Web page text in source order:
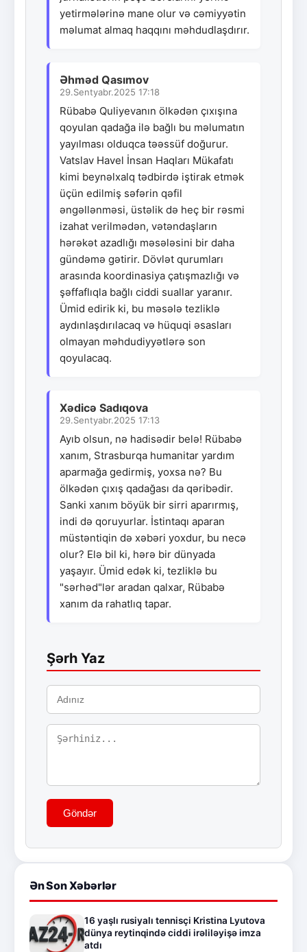
yetirmələrinə mane olur və cəmiyyətin
məlumat almaq haqqını məhdudlaşdırır.
Əhməd Qasımov
29.Sentyabr.2025 17:18
Rübabə Quliyevanın ölkədən çıxışına
qoyulan qadağa ilə bağlı bu məlumatın
yayılması olduqca təəssüf doğurur.
Vatslav Havel İnsan Haqları Mükafatı
kimi beynəlxalq tədbirdə iştirak etmək
üçün edilmiş səfərin qəfil
əngəllənməsi, üstəlik də heç bir rəsmi
izahat verilmədən, vətəndaşların
hərəkət azadlığı məsələsini bir daha
gündəmə gətirir. Dövlət qurumları
arasında koordinasiya çatışmazlığı və
şəffaflıqla bağlı ciddi suallar yaranır.
Ümid edirik ki, bu məsələ tezliklə
aydınlaşdırılacaq və hüquqi əsasları
olmayan məhdudiyyətlərə son
qoyulacaq.
Xədicə Sadıqova
29.Sentyabr.2025 17:13
Ayıb olsun, nə hadisədir belə! Rübabə
xanım, Strasburqa humanitar yardım
aparmağa gedirmiş, yoxsa nə? Bu
ölkədən çıxış qadağası da qəribədir.
Sanki xanım böyük bir sirri aparırmış,
indi də qoruyurlar. İstintaqı aparan
müstəntiqin də xəbəri yoxdur, bu necə
olur? Elə bil ki, hərə bir dünyada
yaşayır. Ümid edək ki, tezliklə bu
"sərhəd"lər aradan qalxar, Rübabə
xanım da rahatlıq tapar.
Şərh Yaz
Göndər
Ən Son Xəbərlər
16 yaşlı rusiyalı tennisçi Kristina Lyutova
dünya reytinqində ciddi irəliləyişə imza
atdı